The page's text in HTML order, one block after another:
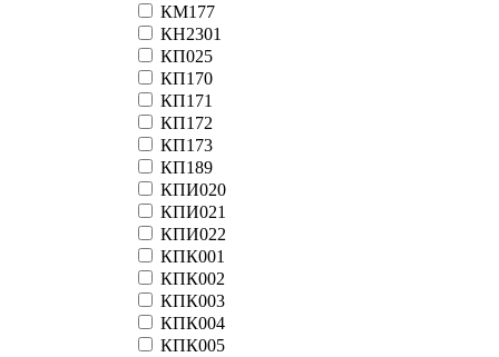
КМ177
КН2301
КП025
КП170
КП171
КП172
КП173
КП189
КПИ020
КПИ021
КПИ022
КПК001
КПК002
КПК003
КПК004
КПК005